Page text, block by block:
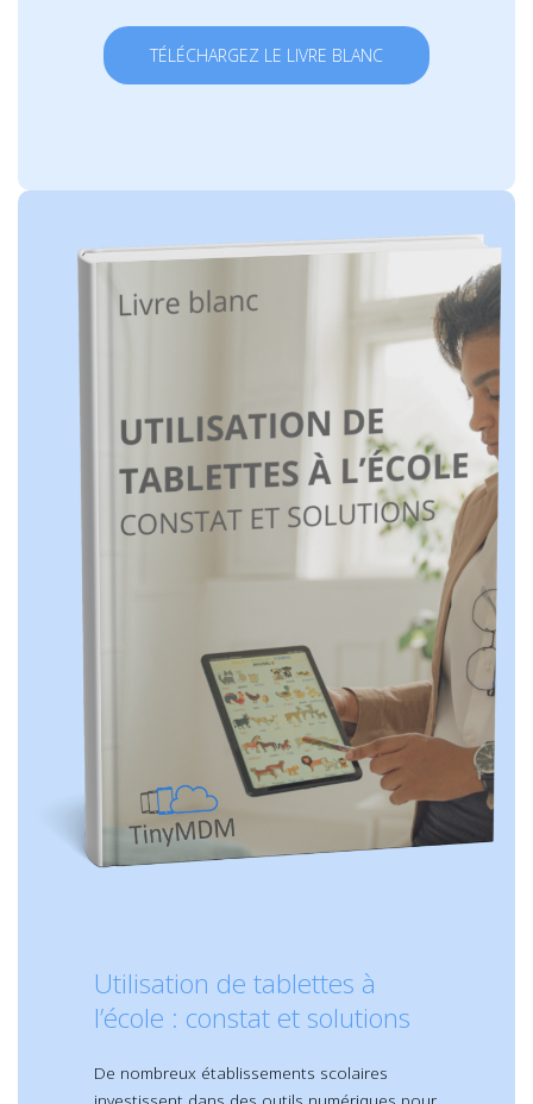
TÉLÉCHARGEZ LE LIVRE BLANC
Utilisation de tablettes à
l’école : constat et solutions
De nombreux établissements scolaires